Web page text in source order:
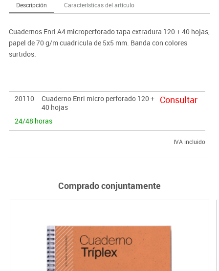
Descripción Características del artículo
Cuadernos Enri A4 microperforado tapa extradura 120 + 40 hojas,
papel de 70 g/m cuadricula de 5x5 mm. Banda con colores
surtidos.
20110
Cuaderno Enri micro perforado 120 +
40 hojas
24/48 horas
Consultar
IVA incluido
Comprado conjuntamente